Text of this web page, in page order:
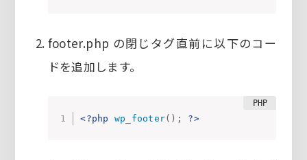
footer.php の閉じタグ直前に以下のコー
ドを追加します。
<?php wp_footer( ) ; ?>